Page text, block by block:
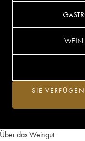
Über das Weingut
WEIN
SIE